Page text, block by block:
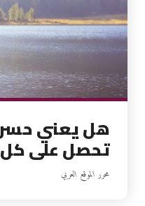
هل يعني حسن
تحصل على كل
محرر الموقع العربي